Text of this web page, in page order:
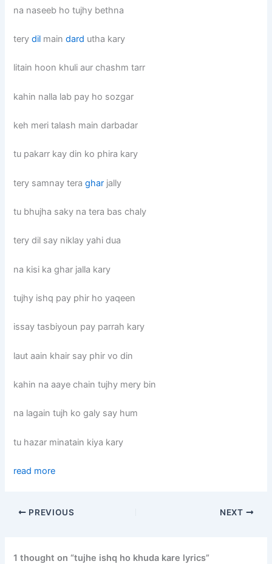
na naseeb ho tujhy bethna
terydil maindard utha kary
litain hoon khuli aur chashm tarr
kahin nalla lab pay ho sozgar
keh meri talash main darbadar
tu pakarr kay din ko phira kary
tery samnay teraghar jally
tu bhujha saky na tera bas chaly
tery dil say niklay yahi dua
na kisi ka ghar jalla kary
tujhy ishq pay phir ho yaqeen
issay tasbiyoun pay parrah kary
laut aain khair say phir vo din
kahin na aaye chain tujhy mery bin
na lagain tujh ko galy say hum
tu hazar minatain kiya kary
read more
PREVIOUS NEXT
1 thought on “tujhe ishq ho khuda kare lyrics”